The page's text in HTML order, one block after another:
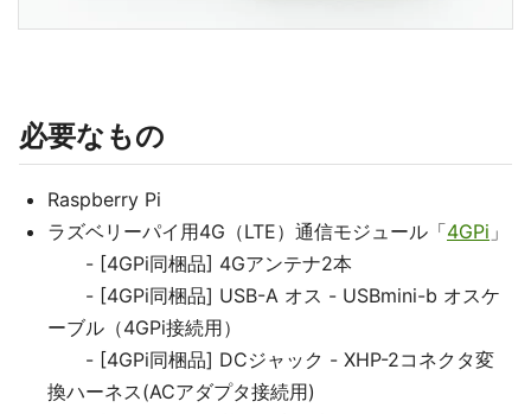
必要なもの
Raspberry Pi
ラズベリーパイ用4G（LTE）通信モジュール「4GPi 」
- [4GPi同梱品] 4Gアンテナ2本
- [4GPi同梱品] USB-A オス - USBmini-b オスケ
ーブル（4GPi接続用）
- [4GPi同梱品] DCジャック - XHP-2コネクタ変
換ハーネス(ACアダプタ接続用)